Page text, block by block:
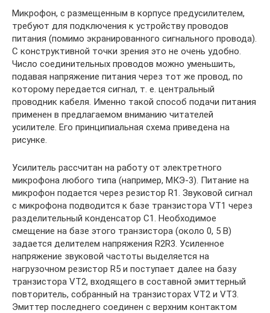
Микрофон, с размещенным в корпусе предусилителем,
требуют для подключения к устройству проводов
питания (помимо экранированного сигнального провода).
С конструктивной точки зрения это не очень удобно.
Число соединительных проводов можно уменьшить,
подавая напряжение питания через тот же провод, по
которому передается сигнал, т. е. центральный
проводник кабеля. Именно такой способ подачи питания
применен в предлагаемом вниманию читателей
усилителе. Его принципиальная схема приведена на
рисунке.
Усилитель рассчитан на работу от электретного
микрофона любого типа (например, МКЭ-3). Питание на
микрофон подается через резистор R1. Звуковой сигнал
с микрофона подводится к базе транзистора VT1 через
разделительный конденсатор С1. Необходимое
смещение на базе этого транзистора (около 0, 5 В)
задается делителем напряжения R2R3. Усиленное
напряжение звуковой частоты выделяется на
нагрузочном резистор R5 и поступает далее на базу
транзистора VT2, входящего в составной эмиттерный
повторитель, собранный на транзисторах VT2 и VT3.
Эмиттер последнего соединен с верхним контактом